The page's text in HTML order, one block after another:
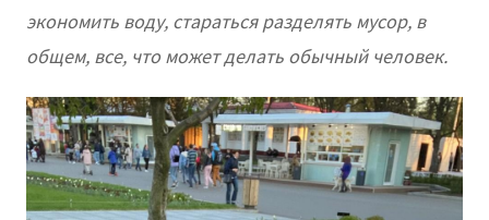
экономить воду, стараться разделять мусор, в
общем, все, что может делать обычный человек.